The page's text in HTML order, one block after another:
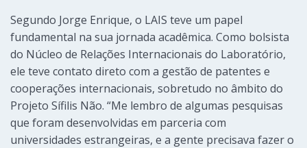
Segundo Jorge Enrique, o LAIS teve um papel
fundamental na sua jornada acadêmica. Como bolsista
do Núcleo de Relações Internacionais do Laboratório,
ele teve contato direto com a gestão de patentes e
cooperações internacionais, sobretudo no âmbito do
Projeto Sífilis Não. “Me lembro de algumas pesquisas
que foram desenvolvidas em parceria com
universidades estrangeiras, e a gente precisava fazer o